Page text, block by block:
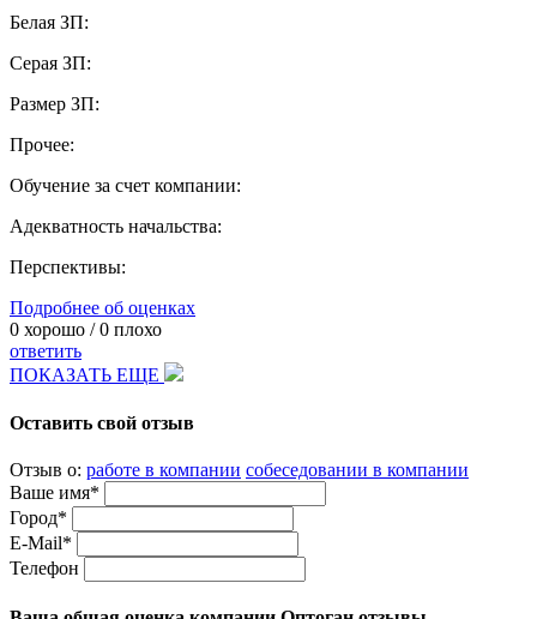
Белая ЗП:
Серая ЗП:
Размер ЗП:
Прочее:
Обучение за счет компании:
Адекватность начальства:
Перспективы:
Подробнее об оценках
0 хорошо /0 плохо
ответить
ПОКАЗАТЬ ЕЩЕ
Оставить свой отзыв
Отзыв о: работе в компании собеседовании в компании
Ваше имя*
Город*
E-Mail*
Телефон